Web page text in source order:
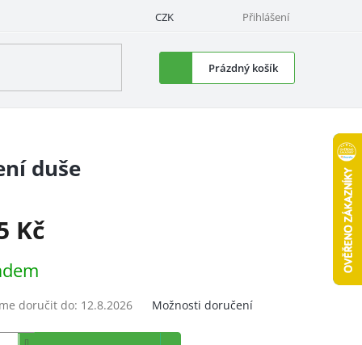
CZK Přihlášení
Nákupní
košík
Prázdný košík
duše
Kč
doručit do: 12.8.2026 Možnosti doručení